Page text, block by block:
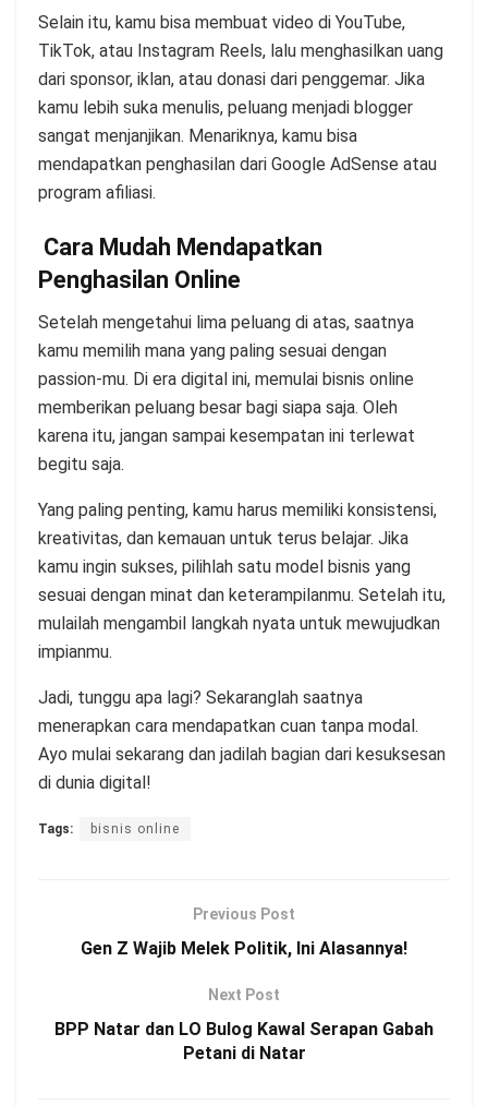
Selain itu, kamu bisa membuat video di YouTube,
TikTok, atau Instagram Reels, lalu menghasilkan uang
dari sponsor, iklan, atau donasi dari penggemar. Jika
kamu lebih suka menulis, peluang menjadi blogger
sangat menjanjikan. Menariknya, kamu bisa
mendapatkan penghasilan dari Google AdSense atau
program afiliasi.
Cara Mudah Mendapatkan
Penghasilan Online
Setelah mengetahui lima peluang di atas, saatnya
kamu memilih mana yang paling sesuai dengan
passion-mu. Di era digital ini, memulai bisnis online
memberikan peluang besar bagi siapa saja. Oleh
karena itu, jangan sampai kesempatan ini terlewat
begitu saja.
Yang paling penting, kamu harus memiliki konsistensi,
kreativitas, dan kemauan untuk terus belajar. Jika
kamu ingin sukses, pilihlah satu model bisnis yang
sesuai dengan minat dan keterampilanmu. Setelah itu,
mulailah mengambil langkah nyata untuk mewujudkan
impianmu.
Jadi, tunggu apa lagi? Sekaranglah saatnya
menerapkan cara mendapatkan cuan tanpa modal.
Ayo mulai sekarang dan jadilah bagian dari kesuksesan
di dunia digital!
Tags: bisnis online
Previous Post
Gen Z Wajib Melek Politik, Ini Alasannya!
Next Post
BPP Natar dan LO Bulog Kawal Serapan Gabah
Petani di Natar